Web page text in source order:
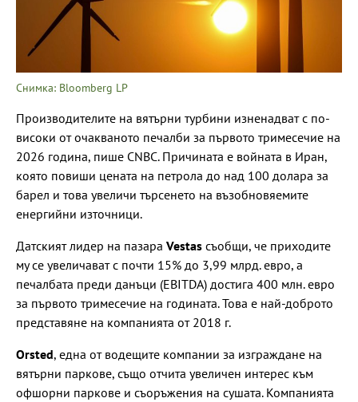
Снимка: Bloomberg LP
Производителите на вятърни турбини изненадват с по-
високи от очакваното печалби за първото тримесечие на
2026 година, пише CNBC. Причината е войната в Иран,
която повиши цената на петрола до над 100 долара за
барел и това увеличи търсенето на възобновяемите
енергийни източници.
Датският лидер на пазара Vestas съобщи, че приходите
му се увеличават с почти 15% до 3,99 млрд. евро, а
печалбата преди данъци (EBITDA) достига 400 млн. евро
за първото тримесечие на годината. Това е най-доброто
представяне на компанията от 2018 г.
Orsted, една от водещите компании за изграждане на
вятърни паркове, също отчита увеличен интерес към
офшорни паркове и съоръжения на сушата. Компанията